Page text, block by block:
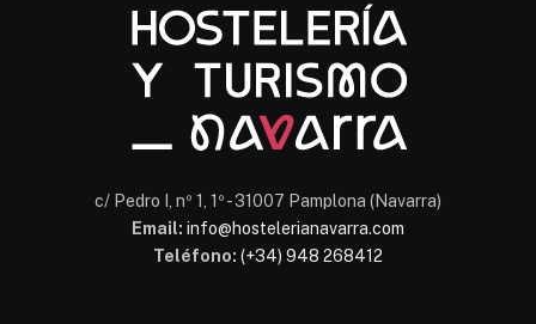
c/ Pedro I, nº 1, 1º - 31007 Pamplona (Navarra)
Email: info@hostelerianavarra.com
Teléfono: (+34) 948 268412